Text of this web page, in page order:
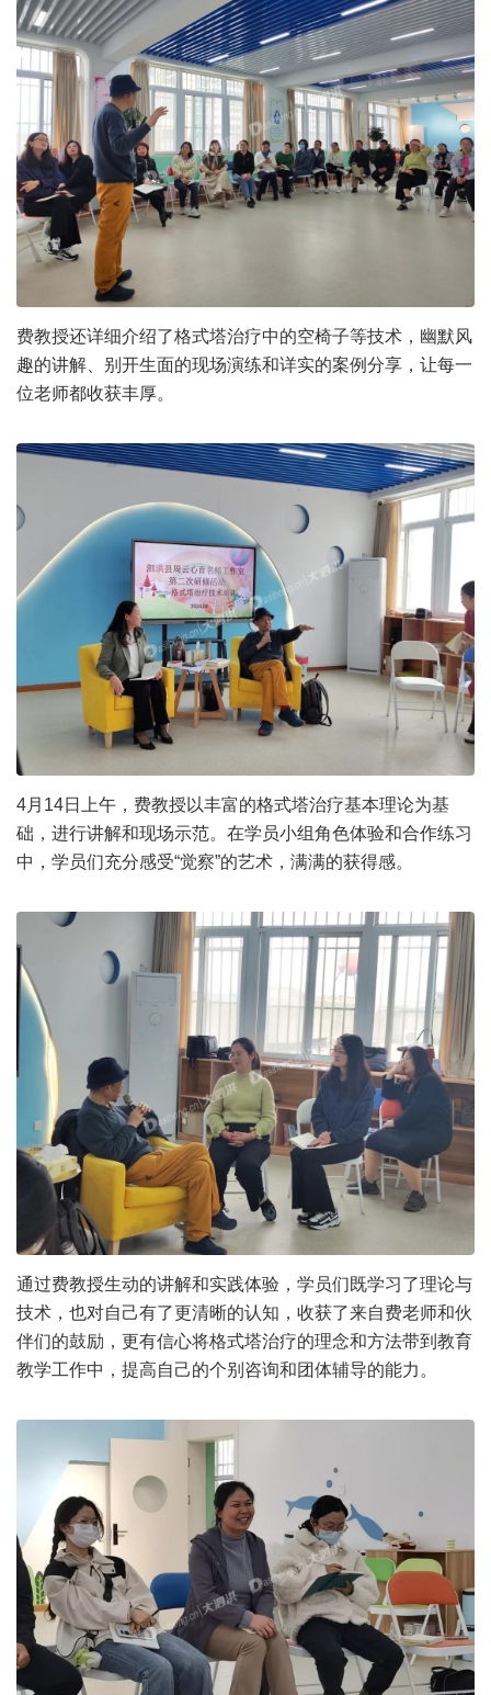
费教授还详细介绍了格式塔治疗中的空椅子等技术，幽默风
趣的讲解、别开生面的现场演练和详实的案例分享，让每一
位老师都收获丰厚。
4月14日上午，费教授以丰富的格式塔治疗基本理论为基
础，进行讲解和现场示范。在学员小组角色体验和合作练习
中，学员们充分感受“觉察”的艺术，满满的获得感。
通过费教授生动的讲解和实践体验，学员们既学习了理论与
技术，也对自己有了更清晰的认知，收获了来自费老师和伙
伴们的鼓励，更有信心将格式塔治疗的理念和方法带到教育
教学工作中，提高自己的个别咨询和团体辅导的能力。